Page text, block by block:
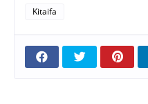
Kitaifa